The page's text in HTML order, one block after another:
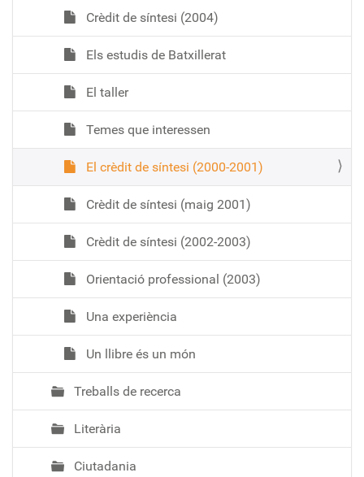
Crèdit de síntesi (2004)
Els estudis de Batxillerat
El taller
Temes que interessen
El crèdit de síntesi (2000-2001)
Crèdit de síntesi (maig 2001)
Crèdit de síntesi (2002-2003)
Orientació professional (2003)
Una experiència
Un llibre és un món
Treballs de recerca
Literària
Ciutadania